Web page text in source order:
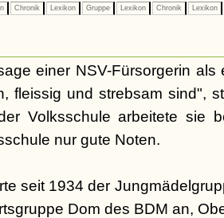
Chronik Lexikon Gruppe Lexikon Chronik Lexikon
einer NSV-Fürsorgerin als
fleissig und strebsam sind",
Volksschule arbeitete sie
nur gute Noten.
seit 1934 der
Dom des BDM an,